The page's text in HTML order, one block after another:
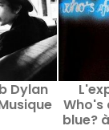
Dylan
Who's
blue?